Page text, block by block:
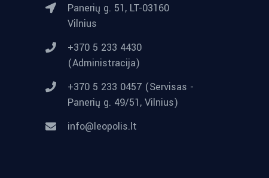
Panerių g. 51, LT-03160
Vilnius
+370 5 233 4430
(Administracija)
+370 5 233 0457 (Servisas -
Panerių g. 49/51, Vilnius)
info@leopolis.lt